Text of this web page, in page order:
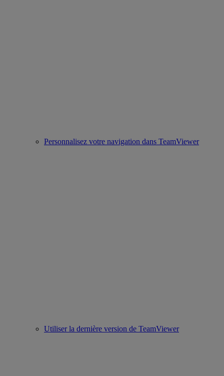
Personnalisez votre navigation dans TeamViewer
Utiliser la dernière version de TeamViewer